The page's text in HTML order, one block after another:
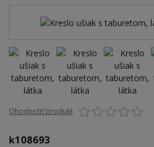
Ohodnotiť produkt
k108693